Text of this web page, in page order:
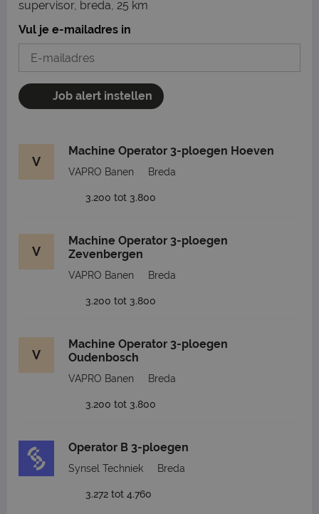
supervisor, breda, 25 km
Vul je e-mailadres in
Job alert instellen
V
Machine Operator 3-ploegen Hoeven
VAPRO Banen Breda
3.200 tot 3.800
V
Machine Operator 3-ploegen
Zevenbergen
VAPRO Banen Breda
3.200 tot 3.800
V
Machine Operator 3-ploegen
Oudenbosch
VAPRO Banen Breda
3.200 tot 3.800
Operator B 3-ploegen
Synsel Techniek Breda
3.272 tot 4.760